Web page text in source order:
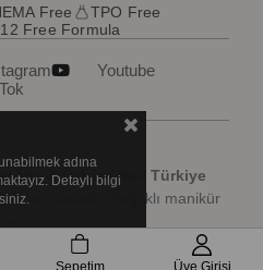
Free
TPO Free
Free Formula
Youtube
Mia & Patrisa Nail Türkiye
saklıdır. Sağlıklı manikür
adına
Detaylı bilgi
Sepetim